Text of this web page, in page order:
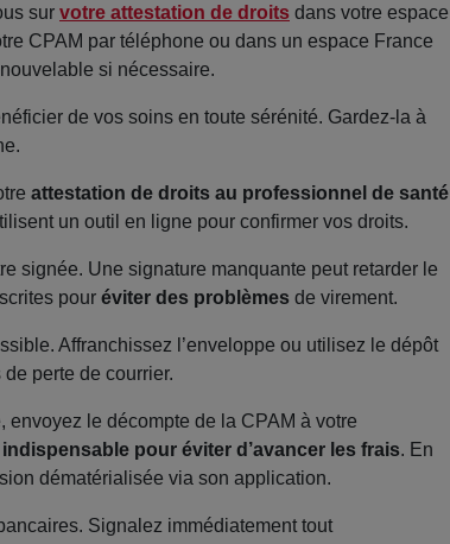
sur votre attestation de droits dans votre espace
CPAM par téléphone ou dans un espace France
si nécessaire.
de vos soins en toute sérénité. Gardez-la à
attestation de droits au professionnel de santé
un outil en ligne pour confirmer vos droits.
signée. Une signature manquante peut retarder le
pour éviter des problèmes de virement.
Affranchissez l’enveloppe ou utilisez le dépôt
perte de courrier.
envoyez le décompte de la CPAM à votre
pour éviter d’avancer les frais. En
dématérialisée via son application.
Signalez immédiatement tout